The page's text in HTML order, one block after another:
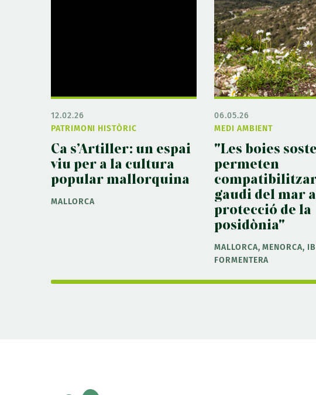
PATRIMONI HISTÒRIC
12.02.26
Ca s’Artiller: un espai
viu per a la cultura
popular mallorquina
MALLORCA
MEDI AMBIENT
06.05.26
"Les boies
permeten
gaudi del mar
protecció de la
posidònia"
MALLORCA, MENORCA,
FORMENTERA